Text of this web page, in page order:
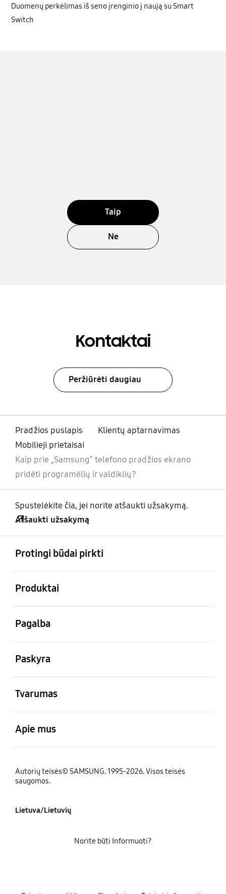
Duomenų perkėlimas iš seno įrenginio į naują su Smart
Switch
Taip
Ne
Kontaktai
Peržiūrėti daugiau
Pradžios puslapis
Klientų aptarnavimas
Mobilieji prietaisai
Kaip prie „Samsung“ telefono pradžios ekrano
pridėti programėlių ir valdiklių?
Spustelėkite čia, jei norite atšaukti užsakymą.
Atšaukti užsakymą
Protingi būdai pirkti
Produktai
Pagalba
Paskyra
Tvarumas
Apie mus
Autorių teisės© SAMSUNG. 1995-2026. Visos teisės
saugomos.
Lietuva/Lietuvių
Norite būti Informuoti?